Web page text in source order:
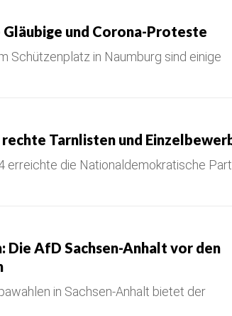
Gläubige und Corona-Proteste
Schützenplatz in Naumburg sind einige
Tarnlisten und
erreichte die Nationaldemokratische
Die AfD Sachsen-Anhalt vor den
in Sachsen-Anhalt bietet der